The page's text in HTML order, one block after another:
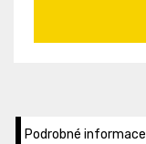
Podrobné informace